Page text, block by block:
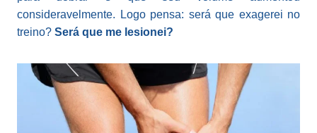
consideravelmente. Logo pensa: será que exagerei no
treino? Será que me lesionei?